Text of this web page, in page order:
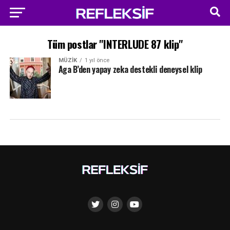
Tüm postlar "INTERLUDE 87 klip"
MÜZIK 1 yıl önce
Aga B’den yapay zeka destekli deneysel klip